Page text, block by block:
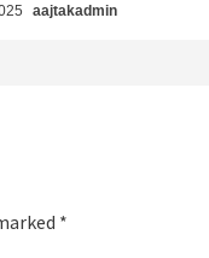
aajtakadmin
*